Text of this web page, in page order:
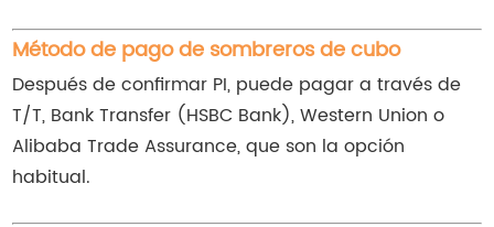
Método de pago de sombreros de cubo
Después de confirmar PI, puede pagar a través de
T/T, Bank Transfer (HSBC Bank), Western Union o
Alibaba Trade Assurance, que son la opción
habitual.